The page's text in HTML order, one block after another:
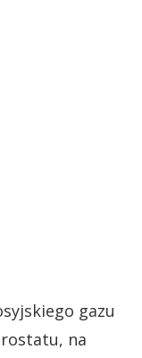
gazu
na